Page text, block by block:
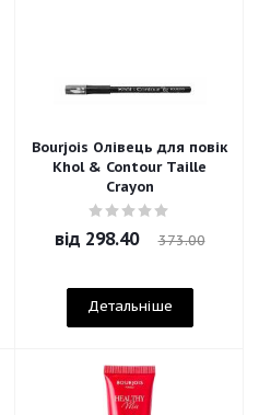
Bourjois Олівець для повік
Khol & Contour Taille
Crayon
від 298.40 373.00
Детальніше